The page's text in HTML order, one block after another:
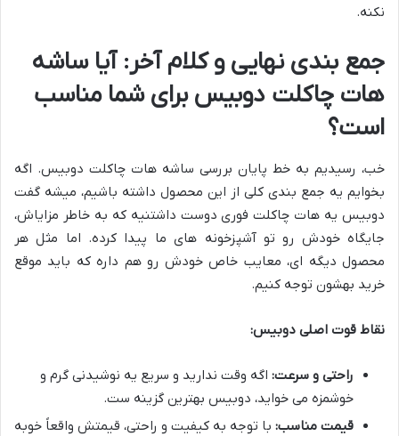
نکنه.
جمع بندی نهایی و کلام آخر: آیا ساشه
هات چاکلت دوبیس برای شما مناسب
است؟
خب، رسیدیم به خط پایان بررسی ساشه هات چاکلت دوبیس. اگه
بخوایم یه جمع بندی کلی از این محصول داشته باشیم، میشه گفت
دوبیس یه هات چاکلت فوری دوست داشتنیه که به خاطر مزایاش،
جایگاه خودش رو تو آشپزخونه های ما پیدا کرده. اما مثل هر
محصول دیگه ای، معایب خاص خودش رو هم داره که باید موقع
خرید بهشون توجه کنیم.
نقاط قوت اصلی دوبیس:
راحتی و سرعت: اگه وقت ندارید و سریع یه نوشیدنی گرم و
خوشمزه می خواید، دوبیس بهترین گزینه ست.
قیمت مناسب: با توجه به کیفیت و راحتی، قیمتش واقعاً خوبه